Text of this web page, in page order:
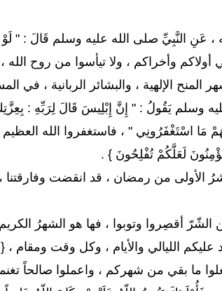
عَنِ النَّبِيِّ صلى الله عليه وسلم قَالَ : " لَوْ
وأخراكم ، ولا تيأسوا من روح الله
المنح الإلهية ، والبشائر الربانية ،
يَقُولُ : " إِنَّ إِبْلِيسَ قَالَ لِرَبِّهِ : بِعِزَّتِكَ
مَا اسْتَغْفَرُونِي " ، فاستغفروا الله
لَعَلَّكُمْ تُفْلِحُونَ } .
الأولى من رمضان ، قد انقضت وفارقتنا ،
وعن الشّرّ أقصِروا وتوبوا ، فها هو الشهرُ
عليكم الليالي والأيام ، وكل وقت
ما بقي من شهركم ، واعملوا صالحاً